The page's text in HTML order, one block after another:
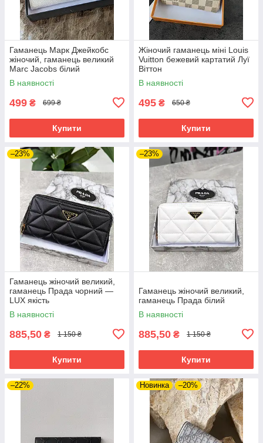
Гаманець Марк Джейкобс
жіночий, гаманець великий
Marc Jacobs білий
В наявності
499 ₴ 699 ₴
Купити
Жіночий гаманець міні Louis
Vuitton бежевий картатий Луї
Віттон
В наявності
495 ₴ 650 ₴
Купити
–23%
Гаманець жіночий великий,
гаманець Прада чорний —
LUX якість
В наявності
885,50 ₴ 1 150 ₴
Купити
–23%
Гаманець жіночий великий,
гаманець Прада білий
В наявності
885,50 ₴ 1 150 ₴
Купити
–22% Новинка –20%